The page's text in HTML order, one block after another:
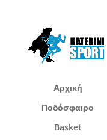
Αρχική
Ποδόσφαιρο
Basket